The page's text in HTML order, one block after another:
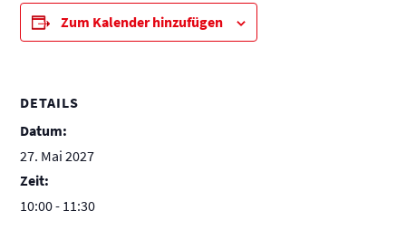
Zum Kalender hinzufügen
DETAILS
Datum:
27. Mai 2027
Zeit:
10:00 - 11:30